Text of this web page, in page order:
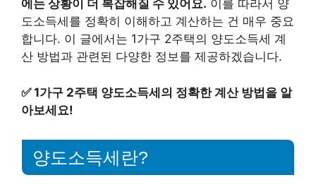
에는 상황이 더 복잡해질 수 있어요. 이를 따라서 양
도소득세를 정확히 이해하고 계산하는 건 매우 중요
합니다. 이 글에서는 1가구 2주택의 양도소득세 계
산 방법과 관련된 다양한 정보를 제공하겠습니다.
✅1가구 2주택 양도소득세의 정확한 계산 방법을 알
아보세요!
양도소득세란?